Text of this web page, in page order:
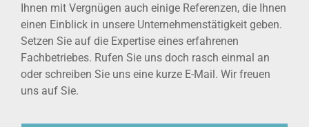
Ihnen mit Vergnügen auch einige Referenzen, die Ihnen
einen Einblick in unsere Unternehmenstätigkeit geben.
Setzen Sie auf die Expertise eines erfahrenen
Fachbetriebes. Rufen Sie uns doch rasch einmal an
oder schreiben Sie uns eine kurze E-Mail. Wir freuen
uns auf Sie.